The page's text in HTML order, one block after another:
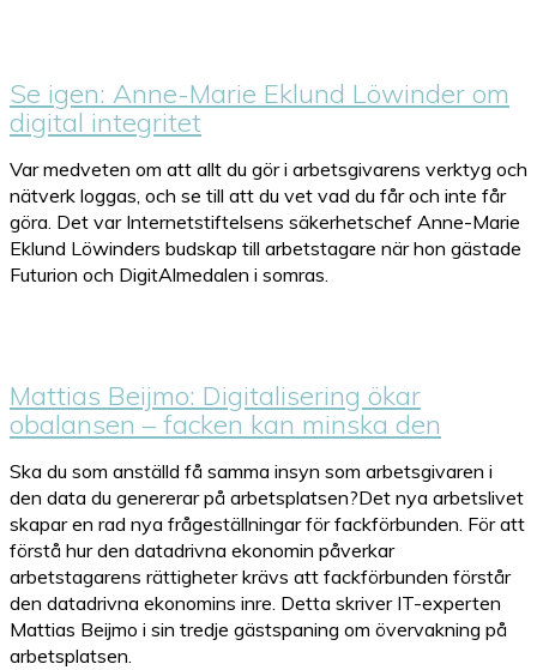
Se igen: Anne-Marie Eklund Löwinder om
digital integritet
Var medveten om att allt du gör i arbetsgivarens verktyg och
nätverk loggas, och se till att du vet vad du får och inte får
göra. Det var Internetstiftelsens säkerhetschef Anne-Marie
Eklund Löwinders budskap till arbetstagare när hon gästade
Futurion och DigitAlmedalen i somras.
Mattias Beijmo: Digitalisering ökar
obalansen – facken kan minska den
Ska du som anställd få samma insyn som arbetsgivaren i
den data du genererar på arbetsplatsen?Det nya arbetslivet
skapar en rad nya frågeställningar för fackförbunden. För att
förstå hur den datadrivna ekonomin påverkar
arbetstagarens rättigheter krävs att fackförbunden förstår
den datadrivna ekonomins inre. Detta skriver IT-experten
Mattias Beijmo i sin tredje gästspaning om övervakning på
arbetsplatsen.